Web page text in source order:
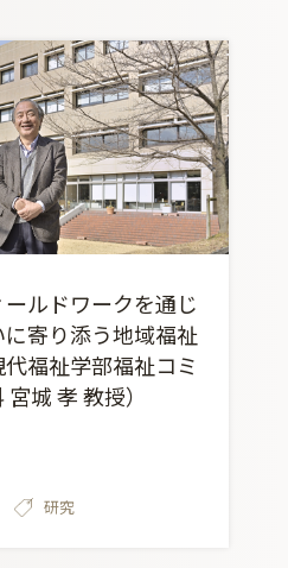
ルドワークを通じ
寄り添う地域福祉
福祉学部福祉コミ
城 孝 教授）
研究